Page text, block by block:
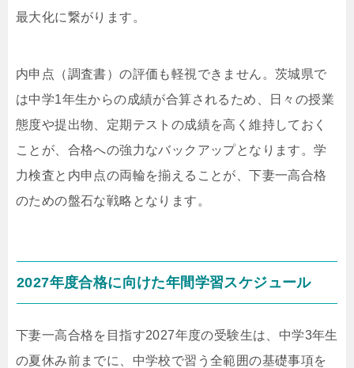
最大化に繋がります。
内申点（調査書）の評価も軽視できません。茨城県で
は中学1年生からの成績が合算されるため、日々の授業
態度や提出物、定期テストの成績を高く維持しておく
ことが、合格への強力なバックアップとなります。学
力検査と内申点の両輪を揃えることが、下妻一高合格
のための盤石な戦略となります。
2027年度合格に向けた年間学習スケジュール
下妻一高合格を目指す2027年度の受験生は、中学3年生
の夏休み前までに、中学校で習う全範囲の基礎事項を